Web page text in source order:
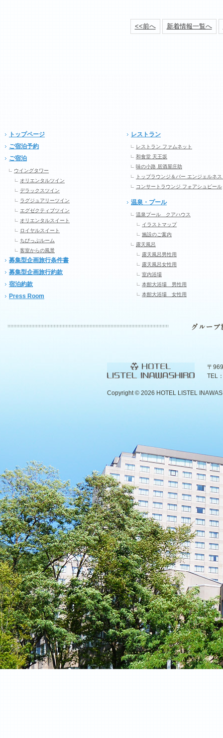
<<前へ 新着情報一覧へ
トップページ
ご宿泊予約
ご宿泊
ウイングタワー
オリエンタルツイン
デラックスツイン
ラグジュアリーツイン
エグゼクティブツイン
オリエンタルスイート
ロイヤルスイート
ちびっぷルーム
客室からの風景
募集型企画旅行条件書
募集型企画旅行約款
宿泊約款
Press Room
レストラン
レストラン ファムネット
和食堂 天王坂
味の小路 居酒屋庄助
トップラウンジ＆バー エンジェルネス
コンサートラウンジ フォアシュピール
温泉・プール
温泉プール クアハウス
イラストマップ
施設のご案内
露天風呂
露天風呂男性用
露天風呂女性用
室内浴場
本館大浴場 男性用
本館大浴場 女性用
〒
TEL
Copyright © 2026 HOTEL LISTEL